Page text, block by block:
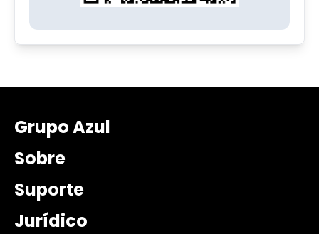
Grupo Azul
Sobre
Suporte
Jurídico